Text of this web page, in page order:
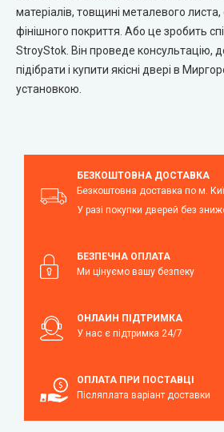
матеріалів, товщині металевого листа,
фінішного покриття. Або це зробить
StroyStok. Він проведе консультацію,
підібрати і купити якісні двері в
установкою.
БЕЗКОШТОВНА ДОСТАВКА
Безкоштовна доставка по м.
У разі покупки дверей без
БЕЗПЕЧНА ОПЛАТА
Ми цінуємо вашу безпеку
ОНЛАЙН ПІДТРИМКА
У нас є підтримка 24/7
ОПЛАТА ПРИ ПОСТАВЦІ
Післяплата варіант доставки